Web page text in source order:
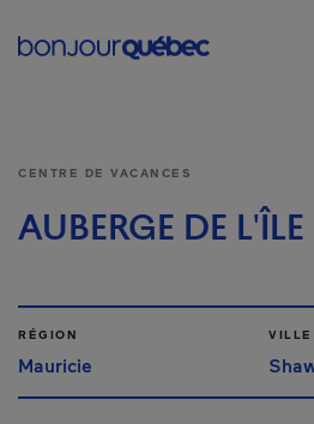
Main
CENTRE DE VACANCES
AUBERGE DE
RÉGION
Mauricie
VILLE